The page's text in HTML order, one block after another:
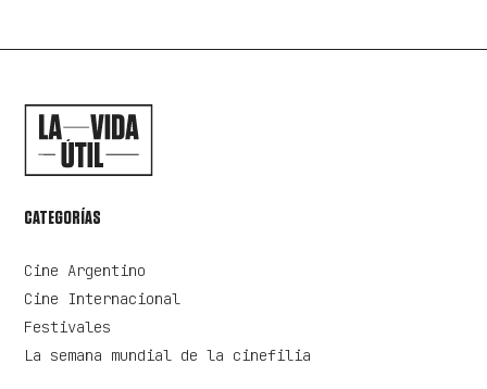
CATEGORÍAS
Cine Argentino
Cine Internacional
Festivales
La semana mundial de la cinefilia